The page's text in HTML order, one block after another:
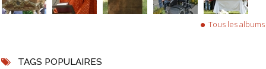
Tous les albums
TAGS POPULAIRES